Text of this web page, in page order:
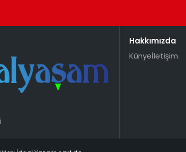
Hakkımızda
Künyeİletişim